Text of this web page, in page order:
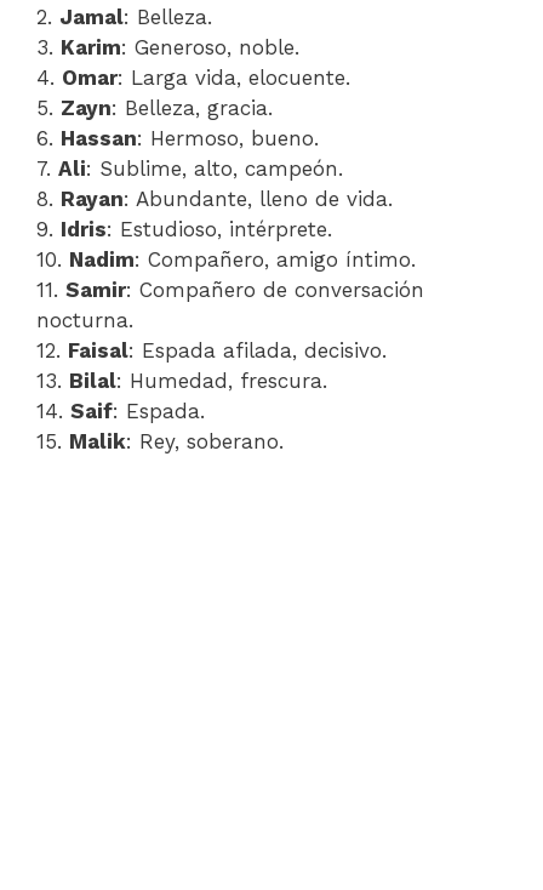
2. Jamal: Belleza.
3. Karim: Generoso, noble.
4. Omar: Larga vida, elocuente.
5. Zayn: Belleza, gracia.
6. Hassan: Hermoso, bueno.
7. Ali: Sublime, alto, campeón.
8. Rayan: Abundante, lleno de vida.
9. Idris: Estudioso, intérprete.
10. Nadim: Compañero, amigo íntimo.
11. Samir: Compañero de conversación
nocturna.
12. Faisal: Espada afilada, decisivo.
13. Bilal: Humedad, frescura.
14. Saif: Espada.
15. Malik: Rey, soberano.